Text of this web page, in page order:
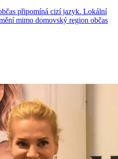
připomíná cizí jazyk. Lokální
mimo domovský region občas